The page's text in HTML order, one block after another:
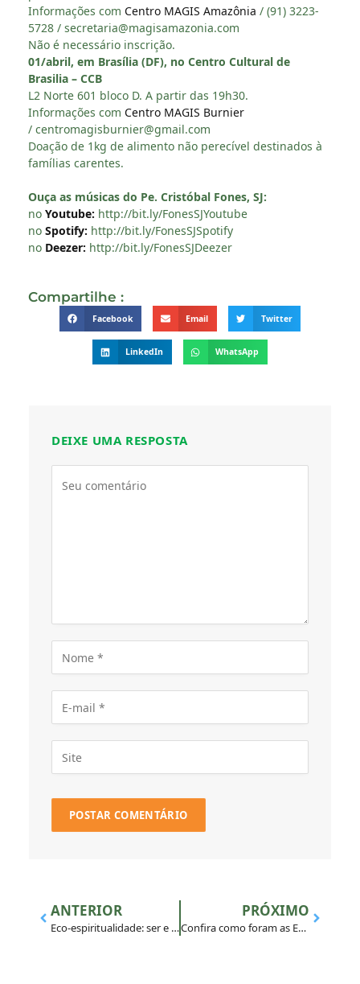
Informações com Centro MAGIS Amazônia / (91) 3223-
5728 / secretaria@magisamazonia.com
Não é necessário inscrição.
01/abril, em Brasília (DF), no Centro Cultural de
Brasilia – CCB
L2 Norte 601 bloco D. A partir das 19h30.
Informações com Centro MAGIS Burnier
/ centromagisburnier@gmail.com
Doação de 1kg de alimento não perecível destinados à
famílias carentes.
Ouça as músicas do Pe. Cristóbal Fones, SJ:
no Youtube: http://bit.ly/FonesSJYoutube
no Spotify: http://bit.ly/FonesSJSpotify
no Deezer: http://bit.ly/FonesSJDeezer
Compartilhe :
Facebook Email Twitter
LinkedIn WhatsApp
DEIXE UMA RESPOSTA
ANTERIOR
Eco-espiritualidade: ser e sentir-se Terra
PRÓXIMO
Confira como foram as Experiências MAGIS 2020